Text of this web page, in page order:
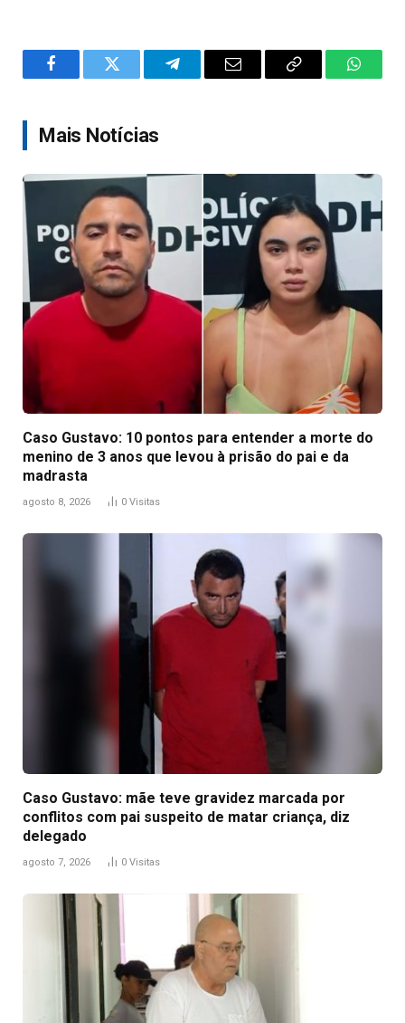
FacebookTwitter TelegramEmail
Copy
Mais Notícias
Caso Gustavo: 10 pontos para entender a morte do
menino de 3 anos que levou à prisão do pai e da
madrasta
agosto 8, 2026 0 Visitas
Caso Gustavo: mãe teve gravidez marcada por
conflitos com pai suspeito de matar criança, diz
delegado
agosto 7, 2026 0 Visitas